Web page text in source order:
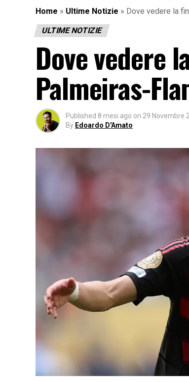
Home » Ultime Notizie » Dove vedere la
ULTIME NOTIZIE
Dove vedere
Palmeiras-
Published 8 mesi ago on 29 Novembre
By Edoardo D'Amato